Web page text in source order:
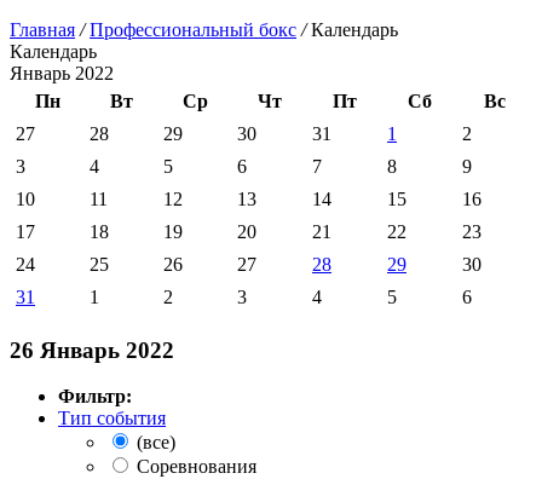
Главная / Профессиональный бокс /Календарь
Календарь
Январь 2022
Пн
Вт Ср Чт Пт Сб
Вс
27
28 29 30 31 1
2
3
4 5 6 7 8
9
10
11 12 13 14 15
16
17
18 19 20 21 22
23
24
25 26 27 28 29
30
31
1 2 3 4 5 6
26 Январь 2022
Фильтр:
Тип события
(все)
Соревнования